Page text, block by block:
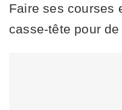
Faire ses courses
casse-tête pour